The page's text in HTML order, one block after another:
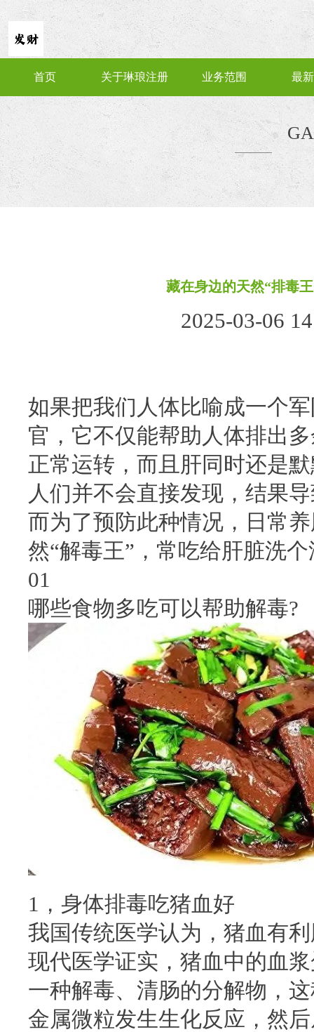
首页 关于琳琅注册 业务范围 最
藏在身边的天然“排毒
2025-03-06
如果把我们人体比喻成一个
官，它不仅能帮助人体排出
正常运转，而且肝同时还是
人们并不会直接发现，结果
而为了预防此种情况，日常
然“解毒王”，常吃给肝脏洗
01
哪些食物多吃可以帮助解毒?
1，身体排毒吃猪血好
我国传统医学认为，猪血有
现代医学证实，猪血中的血
一种解毒、清肠的分解物，
金属微粒发生生化反应，然